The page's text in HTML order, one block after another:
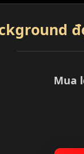
Mua